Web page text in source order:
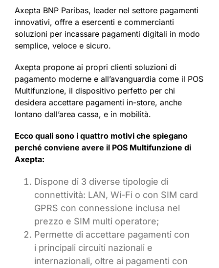
Axepta BNP Paribas, leader nel settore pagamenti
innovativi, offre a esercenti e commercianti
soluzioni per incassare pagamenti digitali in modo
semplice, veloce e sicuro.
Axepta propone ai propri clienti soluzioni di
pagamento moderne e all’avanguardia come il POS
Multifunzione, il dispositivo perfetto per chi
desidera accettare pagamenti in-store, anche
lontano dall’area cassa, e in mobilità.
Ecco quali sono i quattro motivi che spiegano
perché conviene avere il POS Multifunzione di
Axepta:
Dispone di 3 diverse tipologie di
connettività: LAN, Wi-Fi o con SIM card
GPRS con connessione inclusa nel
prezzo e SIM multi operatore;
Permette di accettare pagamenti con
i principali circuiti nazionali e
internazionali, oltre ai pagamenti con